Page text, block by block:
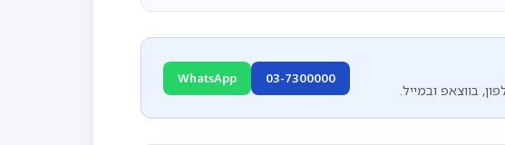
03-7300000
WhatsApp